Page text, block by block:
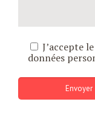
J’accepte
données